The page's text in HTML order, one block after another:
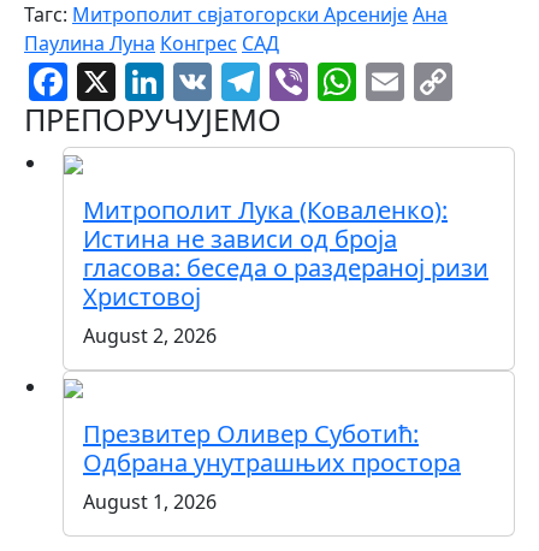
Тагс: Митрополит свјатогорски АрсенијеАна
Паулина Луна Конгрес САД
Facebook
X LinkedIn
VK Telegram
Viber Email
ПРЕПОРУЧУЈЕМО
Митрополит Лука (Коваленко):
Истина не зависи од броја
гласова: беседа о раздераној ризи
Христовој
August 2, 2026
Презвитер Оливер Суботић:
Одбрана унутрашњих простора
August 1, 2026